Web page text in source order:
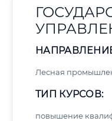
Лесная
ТИП КУРСОВ:
повышение